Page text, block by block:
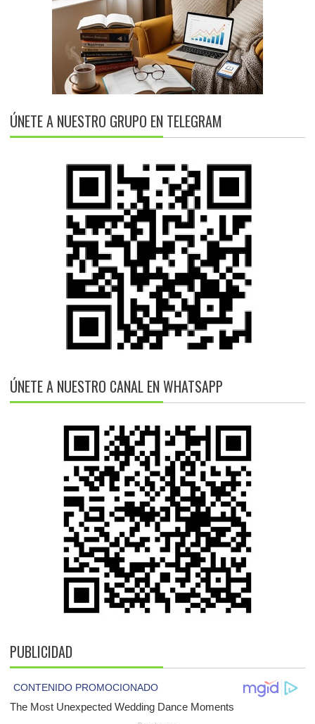
ÚNETE A NUESTRO GRUPO EN TELEGRAM
ÚNETE A NUESTRO CANAL EN WHATSAPP
PUBLICIDAD